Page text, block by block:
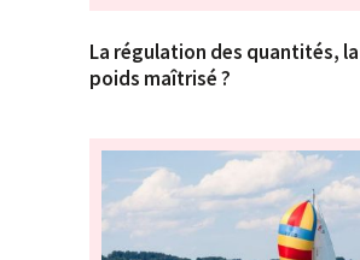
La régulation des quantités, la
poids maîtrisé ?